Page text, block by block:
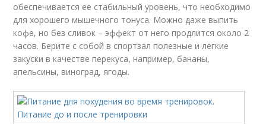
обеспечивается ее стабильный уровень, что необходимо
для хорошего мышечного тонуса. Можно даже выпить
кофе, но без сливок – эффект от него продлится около 2
часов. Берите с собой в спортзал полезные и легкие
закуски в качестве перекуса, например, бананы,
апельсины, виноград, ягоды.